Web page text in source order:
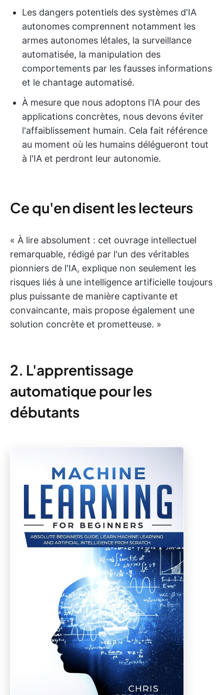
Les dangers potentiels des systèmes d'IA
autonomes comprennent notamment les
armes autonomes létales, la surveillance
automatisée, la manipulation des
comportements par les fausses informations
et le chantage automatisé.
À mesure que nous adoptons l'IA pour des
applications concrètes, nous devons éviter
l'affaiblissement humain. Cela fait référence
au moment où les humains délégueront tout
à l'IA et perdront leur autonomie.
Ce qu'en disent les lecteurs
« À lire absolument : cet ouvrage intellectuel
remarquable, rédigé par l'un des véritables
pionniers de l'IA, explique non seulement les
risques liés à une intelligence artificielle toujours
plus puissante de manière captivante et
convaincante, mais propose également une
solution concrète et prometteuse. »
2. L'apprentissage
automatique pour les
débutants